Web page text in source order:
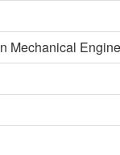
Mechanical